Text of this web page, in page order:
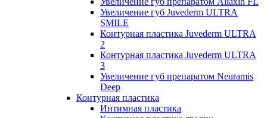
Увеличение губ Juvederm ULTRA
SMILE
Контурная пластика Juvederm ULTRA
2
Контурная пластика Juvederm ULTRA
3
Увеличение губ препаратом Neuramis
Deep
Контурная пластика
Интимная пластика